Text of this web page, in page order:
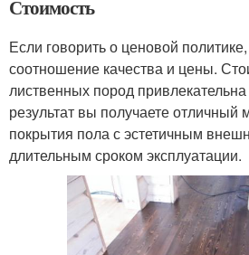
Стоимость
Если говорить о ценовой
соотношение качества и цены.
лиственных пород привлекательна
результат вы получаете отличный
покрытия пола с эстетичным
длительным сроком эксплуатации.